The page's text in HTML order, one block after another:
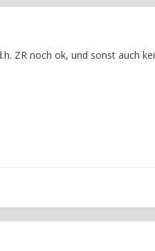
ZR noch ok, und sonst auch